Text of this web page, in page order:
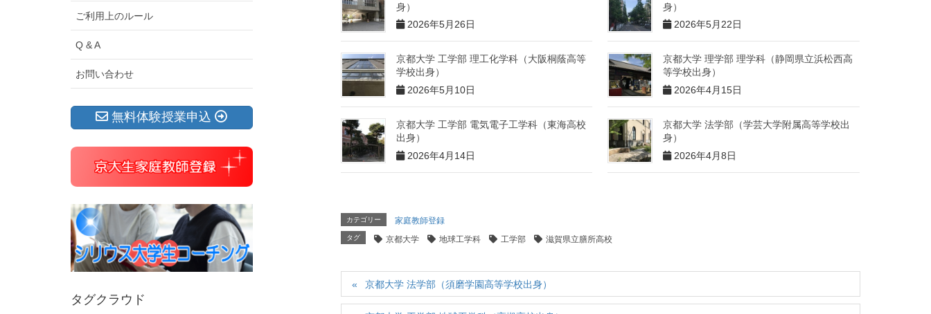
身）
2026年5月26日
身）
2026年5月22日
京都大学 工学部 理工化学科（大阪桐蔭高等
学校出身）
2026年5月10日
京都大学 理学部 理学科（静岡県立浜松西高
等学校出身）
2026年4月15日
京都大学 工学部 電気電子工学科（東海高校
出身）
2026年4月14日
京都大学 法学部（学芸大学附属高等学校出
身）
2026年4月8日
カテゴリー 家庭教師登録
タグ 京都大学 地球工学科 工学部 滋賀県立膳所高校
京都大学 法学部（須磨学園高等学校出身）
ご利用上のルール
Q & A
お問い合わせ
無料体験授業申込
タグクラウド